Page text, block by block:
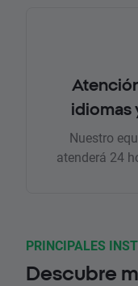
idiomas
Nuestro
atenderá 24
PRINCIPALES
Descubre